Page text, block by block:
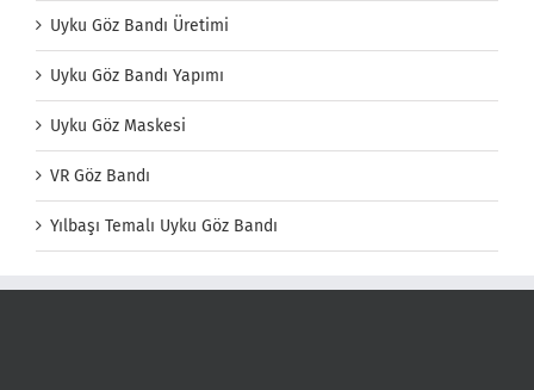
Uyku Göz Bandı Üretimi
Uyku Göz Bandı Yapımı
Uyku Göz Maskesi
VR Göz Bandı
Yılbaşı Temalı Uyku Göz Bandı